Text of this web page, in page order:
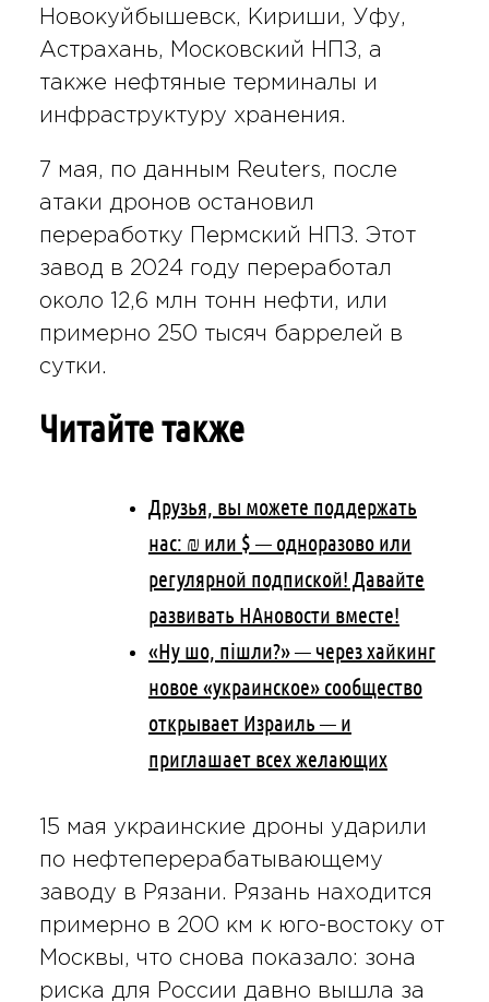
Новокуйбышевск, Кириши, Уфу,
Астрахань, Московский НПЗ, а
также нефтяные терминалы и
инфраструктуру хранения.
7 мая, по данным Reuters, после
атаки дронов остановил
переработку Пермский НПЗ. Этот
завод в 2024 году переработал
около 12,6 млн тонн нефти, или
примерно 250 тысяч баррелей в
сутки.
Читайте также
Друзья, вы можете поддержать
нас: ₪ или $ — одноразово или
регулярной подпиской! Давайте
развивать НАновости вместе!
«Ну шо, пішли?» — через хайкинг
новое «украинское» сообщество
открывает Израиль — и
приглашает всех желающих
15 мая украинские дроны ударили
по нефтеперерабатывающему
заводу в Рязани. Рязань находится
примерно в 200 км к юго-востоку от
Москвы, что снова показало: зона
риска для России давно вышла за